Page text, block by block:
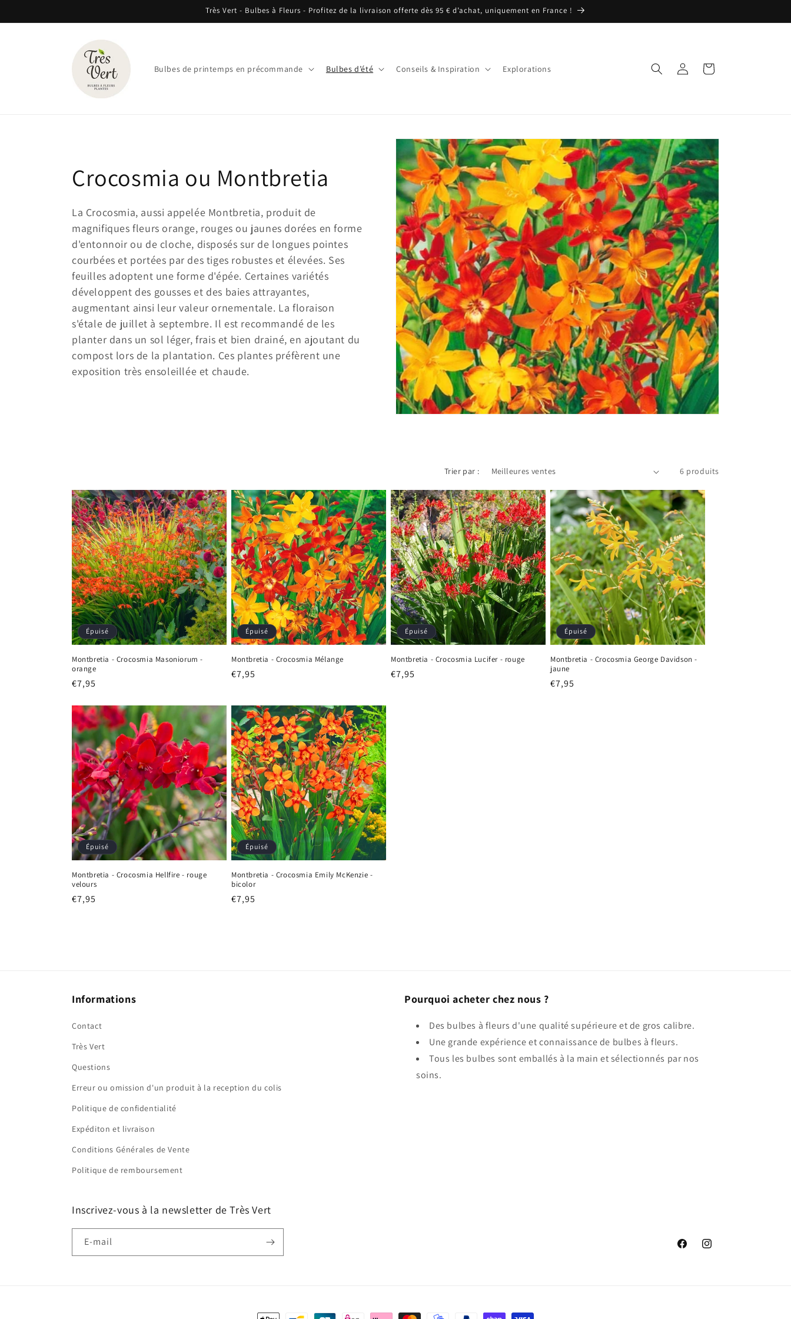
au
Très Vert - Bulbes à Fleurs - Profitez de la livraison offerte dès 95 € d’achat, uniquement en France !
Bulbes de printemps en précommande Bulbes d’été Conseils & Inspiration Explorations Connexion Panier
C
o
l
l
e
c
t
:
Crocosmia ou Montbretia
La Crocosmia, aussi appelée Montbretia, produit de
magnifiques fleurs orange, rouges ou jaunes dorées en forme
d'entonnoir ou de cloche, disposés sur de longues pointes
courbées et portées par des tiges robustes et élevées. Ses
feuilles adoptent une forme d'épée. Certaines variétés
développent des gousses et des baies attrayantes,
augmentant ainsi leur valeur ornementale. La floraison
s'étale de juillet à septembre. Il est recommandé de les
planter dans un sol léger, frais et bien drainé, en ajoutant du
compost lors de la plantation. Ces plantes préfèrent une
exposition très ensoleillée et chaude.
Trier par : 6 produits
Épuisé
Montbretia - Crocosmia Masoniorum -
orange
Prix
€7,95
Épuisé
Montbretia - Crocosmia Mélange
Prix
€7,95
Épuisé
Montbretia - Crocosmia Lucifer - rouge
Prix
€7,95
Épuisé
Montbretia - Crocosmia George Davidson -
jaune
Prix
€7,95
Épuisé
Montbretia - Crocosmia Hellfire - rouge
velours
Prix
€7,95
Épuisé
Montbretia - Crocosmia Emily McKenzie -
bicolor
Prix
€7,95
Informations
Contact
Très Vert
Questions
Erreur ou omission d'un produit à la reception du colis
Politique de confidentialité
Expéditon et livraison
Conditions Générales de Vente
Politique de remboursement
Pourquoi acheter chez nous ?
Des bulbes à fleurs d'une qualité supérieure et de gros calibre.
Une grande expérience et connaissance de bulbes à fleurs.
Tous les bulbes sont emballés à la main et sélectionnés par nos
soins.
Inscrivez-vous à la newsletter de Très Vert
E-mail
FacebookInstagram